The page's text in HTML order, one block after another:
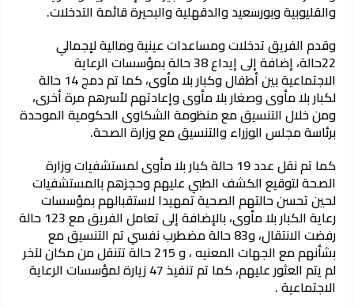
والقليوبية وبورسعيد والدقهلية والبحيرة قائمة التدخلات.
وقدم الفريق تدخلات ومساعدات عينية ومالية لإجمالي
22حالة، إضافة إلى إيداع 38 حالة بمؤسسات الرعاية
الاجتماعية بين أطفال وكبار بلا مأوى، كما تم دمج 14 حالة
لكبار بلا مأوى وصغار بلا مأوى وإعادتهم لأسرهم مرة أخرى،
ومن خلال التنسيق مع منظومة الشكاوى الحكومية الموحدة
برئاسة مجلس الوزراء والتنسيق مع وزارة الصحة.
كما تم نقل عدد 19 حالة كبار بلا مأوى لمستشفيات وزارة
الصحة لتوقيع الكشف الطبي عليهم وحجزهم بالمستشفيات
لحين تحسن حالتهم الصحية تمهيدا لاستقبالهم بمؤسسات
رعاية الكبار بلا مأوى، بالإضافة إلى تعامل الفريق مع 123 حالة
رفضت الانتقال، و83 حالة مضطرب نفسي تم التنسيق مع
بشأنهم مع الجهات المعنيه ، و 215 حالة تتنقل من مكان لآخر
لم يتم العثور عليهم، كما تم تنفيذ 47 زيارة لمؤسسات الرعاية
الاجتماعية .